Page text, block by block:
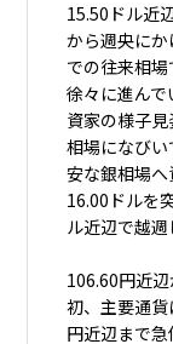
15.50ドル近
から週央に
での往来相
徐々に進ん
資家の様子
相場になび
安な銀相場
16.00ドルを
ル近辺で越週
106.60円近
初、主要通
円近辺まで